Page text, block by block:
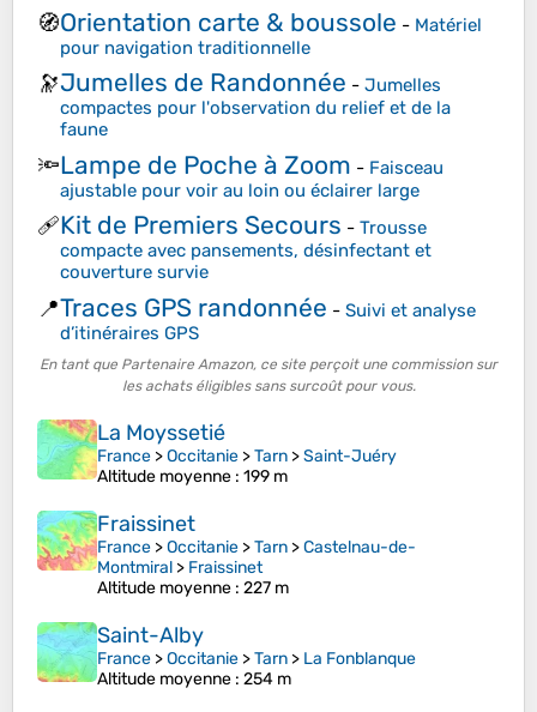
🧭Orientation carte & boussole - Matériel
pour navigation traditionnelle
🔭Jumelles de Randonnée - Jumelles
compactes pour l'observation du relief et de la
faune
🔦Lampe de Poche à Zoom - Faisceau
ajustable pour voir au loin ou éclairer large
🩹Kit de Premiers Secours - Trousse
compacte avec pansements, désinfectant et
couverture survie
📍Traces GPS randonnée - Suivi et analyse
d’itinéraires GPS
En tant que Partenaire Amazon, ce site perçoit une commission sur
les achats éligibles sans surcoût pour vous.
La Moyssetié
France >Occitanie >Tarn >Saint-Juéry
Altitude moyenne : 199 m
Fraissinet
France >Occitanie >Tarn >Castelnau-de-
Montmiral > Fraissinet
Altitude moyenne : 227 m
Saint-Alby
France >Occitanie >Tarn > La Fonblanque
Altitude moyenne : 254 m